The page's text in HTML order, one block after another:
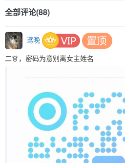
全部评论(88)
鸢晚
二👗，密码为意别离女主姓名